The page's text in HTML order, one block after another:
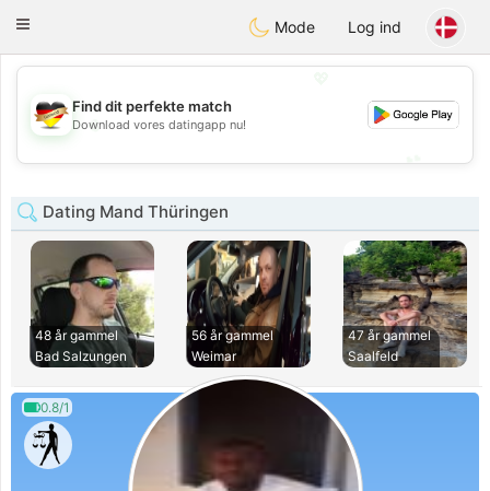
DeutschDating
Toggle
Mode Log ind
💖
💕
Find dit perfekte match
Download vores datingapp nu!
Dating Mand Thüringen
48 år gammel
Bad Salzungen
56 år gammel
Weimar
47 år gammel
Saalfeld
0.8/1